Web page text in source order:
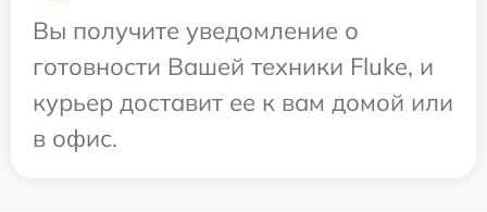
Вы получите уведомление о
готовности Вашей техники Fluke, и
курьер доставит ее к вам домой или
в офис.